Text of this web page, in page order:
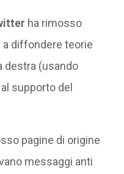
ha rimosso
diffondere teorie
destra (usando
supporto del
pagine di origine
messaggi anti